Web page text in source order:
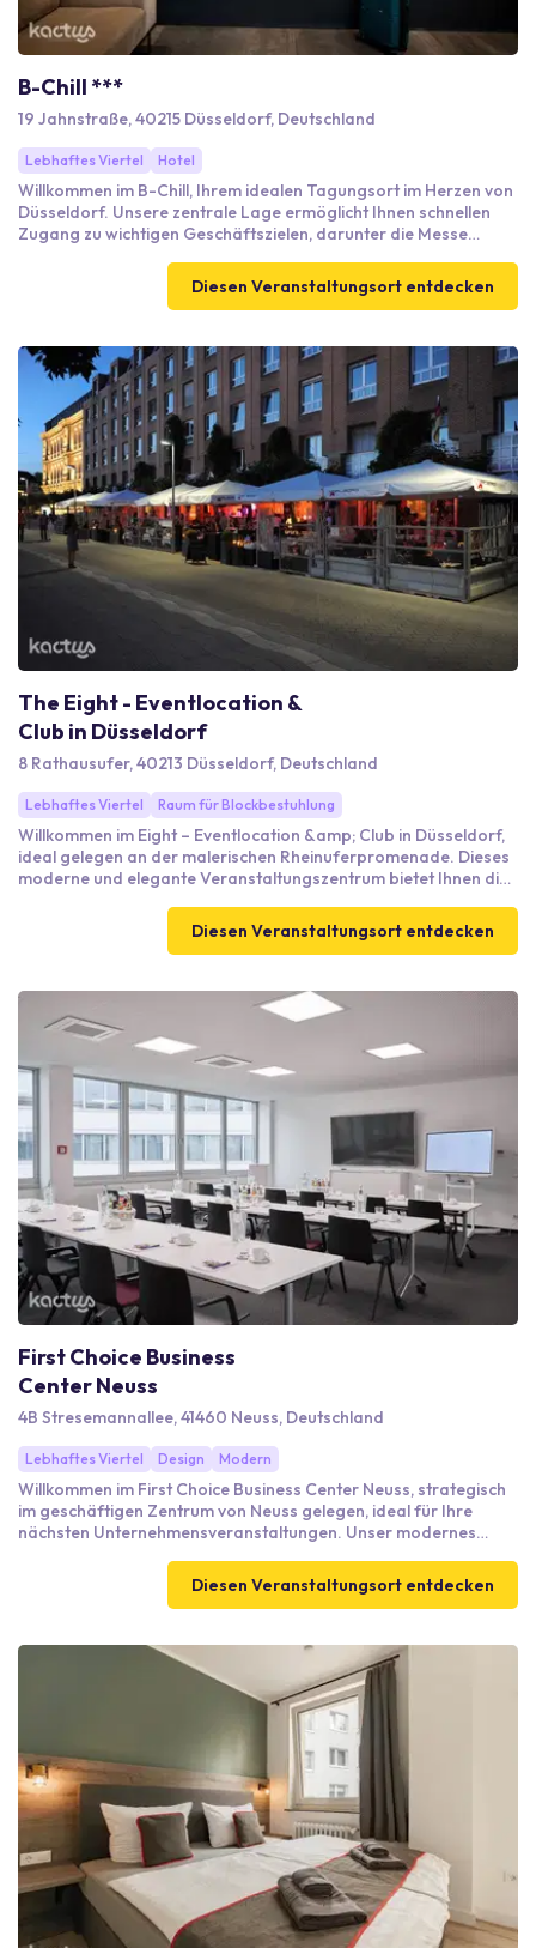
B-Chill ***
19 Jahnstraße, 40215 Düsseldorf, Deutschland
Lebhaftes Viertel Hotel
Willkommen im B-Chill, Ihrem idealen Tagungsort im Herzen von
Düsseldorf. Unsere zentrale Lage ermöglicht Ihnen schnellen
Zugang zu wichtigen Geschäftszielen, darunter die Messe
Zimmern und modernen Annehmlichkeiten wie kostenlosem
WLAN und Smart-TVs bieten wir ideale Voraussetzungen für
hauseigenen Services und erstklassige Einrichtungen. Zudem
sind wir hervorragend angebunden: Der Düsseldorfer
Flughafen ist nur 15 km entfernt, und Parkplätze stehen in der
Nähe zur Verfügung.
Diesen Veranstaltungsort entdecken
The Eight - Eventlocation &
Club in Düsseldorf
8 Rathausufer, 40213 Düsseldorf, Deutschland
Lebhaftes Viertel Raum für Blockbestuhlung
Willkommen im Eight – Eventlocation &amp; Club in Düsseldorf,
ideal gelegen an der malerischen Rheinuferpromenade. Dieses
moderne und elegante Veranstaltungszentrum bietet Ihnen die
einem beeindruckenden Raum mit 13 Metern Deckenhöhe
auszurichten. Mit technischem Equipment wie einem
beeindruckenden LED-Wand, gestalten wir unvergessliche
Events. Unsere erfahrene, multikulturelle Crew unterstützt Sie
mit über 25 Jahren Eventerfahrung. Die Anbindung ist optimal:
Die Düsseldorfer Hauptbahnhof ist nur 10 Minuten zu Fuß
entfernt, und der Flughafen ist ebenfalls in kurzer Zeit
erreichbar. Genießen Sie die hervorragende Erreichbarkeit und
die stilvollen Außenbereiche für entspannte Pausen.
Diesen Veranstaltungsort entdecken
First Choice Business
Center Neuss
4B Stresemannallee, 41460 Neuss, Deutschland
Lebhaftes Viertel Design Modern
Willkommen im First Choice Business Center Neuss, strategisch
im geschäftigen Zentrum von Neuss gelegen, ideal für Ihre
nächsten Unternehmensveranstaltungen. Unser modernes
umfassender Ausstattung, darunter LCD-Bildschirme und
Schreibmaterialien. Profitieren Sie von schnellem Internet und
die verfügbare Parkmöglichkeiten garantieren eine bequeme
Anreise für alle Teilnehmer.
Diesen Veranstaltungsort entdecken